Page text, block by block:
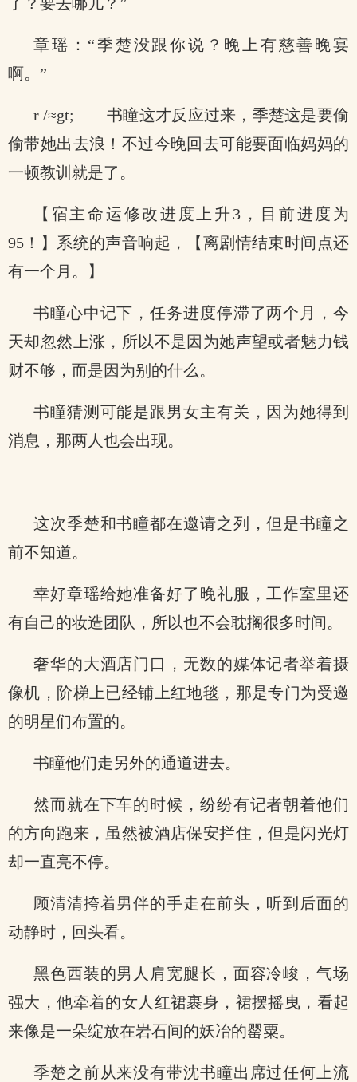
章瑶：“季楚没跟你说？晚上有慈善晚宴
啊。”
r /≈gt; 书瞳这才反应过来，季楚这是要偷
偷带她出去浪！不过今晚回去可能要面临妈妈的
一顿教训就是了。
【宿主命运修改进度上升3，目前进度为
95！】系统的声音响起，【离剧情结束时间点还
有一个月。】
书瞳心中记下，任务进度停滞了两个月，今
天却忽然上涨，所以不是因为她声望或者魅力钱
财不够，而是因为别的什么。
书瞳猜测可能是跟男女主有关，因为她得到
消息，那两人也会出现。
——
这次季楚和书瞳都在邀请之列，但是书瞳之
前不知道。
幸好章瑶给她准备好了晚礼服，工作室里还
有自己的妆造团队，所以也不会耽搁很多时间。
奢华的大酒店门口，无数的媒体记者举着摄
像机，阶梯上已经铺上红地毯，那是专门为受邀
的明星们布置的。
书瞳他们走另外的通道进去。
然而就在下车的时候，纷纷有记者朝着他们
的方向跑来，虽然被酒店保安拦住，但是闪光灯
却一直亮不停。
顾清清挎着男伴的手走在前头，听到后面的
动静时，回头看。
黑色西装的男人肩宽腿长，面容冷峻，气场
强大，他牵着的女人红裙裹身，裙摆摇曳，看起
来像是一朵绽放在岩石间的妖冶的罂粟。
季楚之前从来没有带沈书瞳出席过任何上流